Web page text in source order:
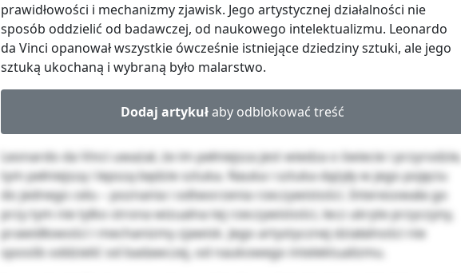
prawidłowości i mechanizmy zjawisk. Jego artystycznej działalności nie
sposób oddzielić od badawczej, od naukowego intelektualizmu. Leonardo
da Vinci opanował wszystkie ówcześnie istniejące dziedziny sztuki, ale jego
sztuką ukochaną i wybraną było malarstwo.
Dodaj artykułaby odblokować treść
Leonardo da Vinci uważał, że im pełniejsza jest wiedza o świecie i przyrodzie,
tym pełniejszą i lepszą będzie sztuka. Nauka i sztuka dążyły w jego pojęciu
do jednego celu – poznania i odtworzenia rzeczywistości. Interesowała go
przy tym nie tylko strona wizualna tej rzeczywistości, lecz ukryte przyczyny,
prawidłowości i mechanizmy zjawisk. Jego artystycznej działalności nie
sposób oddzielić od badawczej, od naukowego intelektualizmu.